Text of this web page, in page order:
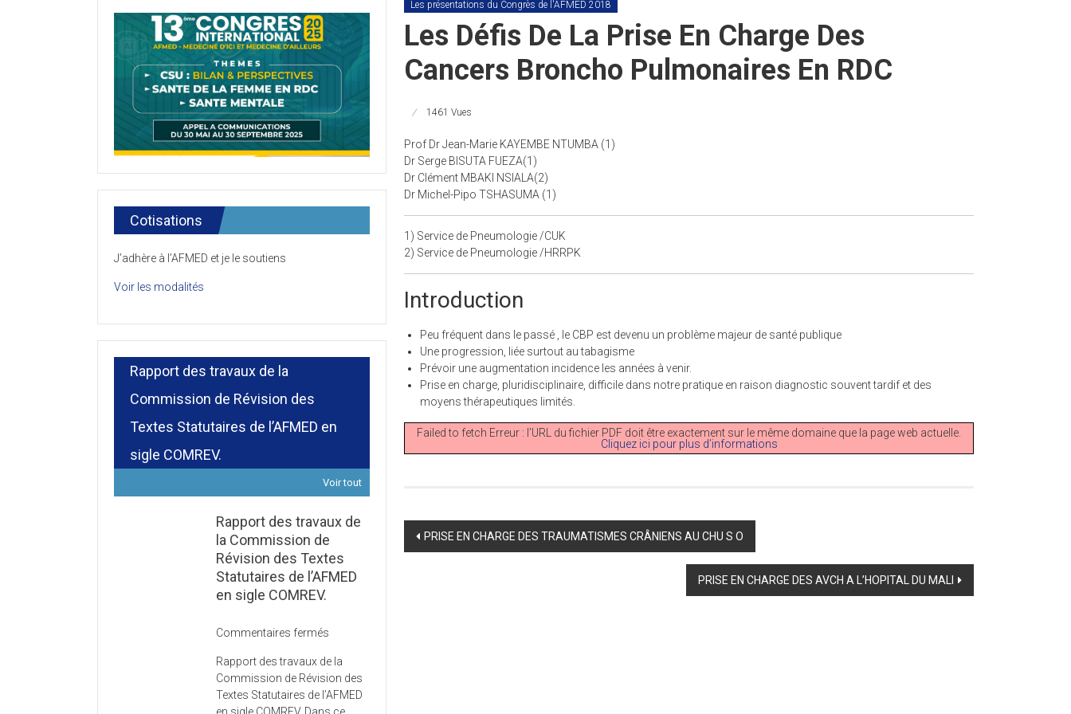
Les présentations du Congrès de l'AFMED 2018
Les Défis De La Prise En Charge Des
Cancers Broncho Pulmonaires En RDC
1461 Vues
Prof Dr Jean-Marie KAYEMBE NTUMBA (1)
Dr Serge BISUTA FUEZA(1)
Dr Clément MBAKI NSIALA(2)
Dr Michel-Pipo TSHASUMA (1)
1) Service de Pneumologie /CUK
2) Service de Pneumologie /HRRPK
Introduction
Peu fréquent dans le passé , le CBP est devenu un problème majeur de santé publique
Une progression, liée surtout au tabagisme
Prévoir une augmentation incidence les années à venir.
Prise en charge, pluridisciplinaire, difficile dans notre pratique en raison diagnostic souvent tardif et des
moyens thérapeutiques limités.
Failed to fetch Erreur : l’URL du fichier PDF doit être exactement sur le même domaine que la page web actuelle.
Cliquez ici pour plus d’informations
Post
PRISE EN CHARGE DES TRAUMATISMES CRÂNIENS AU CHU S O
PRISE EN CHARGE DES AVCH A L’HOPITAL DU MALI
Cotisations
J’adhère à l’AFMED et je le soutiens
Voir les modalités
Rapport des travaux de la
Commission de Révision des
Textes Statutaires de l’AFMED en
sigle COMREV.
Voir tout
Rapport des travaux de
la Commission de
Révision des Textes
Statutaires de l’AFMED
en sigle COMREV.
Commentaires fermés
des
travaux
de
Rapport des travaux de la
Commission de Révision des
Textes Statutaires de l’AFMED
en sigle COMREV. Dans ce